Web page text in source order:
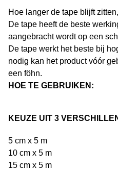
Hoe langer de tape blijft
De tape heeft de beste
aangebracht wordt op een
De tape werkt het beste bij
nodig kan het product vóór
een föhn.
HOE TE GEBRUIKEN:
KEUZE UIT 3
5 cm x 5 m
10 cm x 5 m
15 cm x 5 m